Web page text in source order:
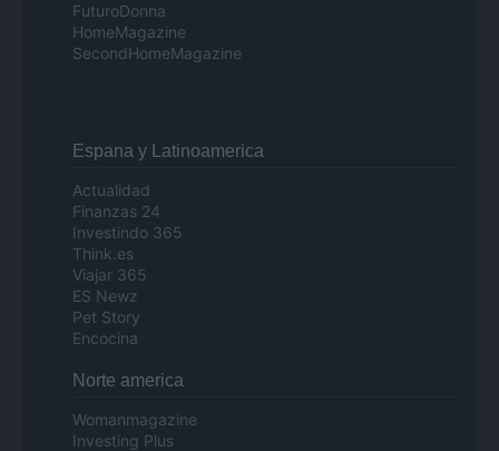
FuturoDonna
HomeMagazine
SecondHomeMagazine
Espana y Latinoamerica
Actualidad
Finanzas 24
Investindo 365
Think.es
Viajar 365
ES Newz
Pet Story
Encocina
Norte america
Womanmagazine
Investing Plus